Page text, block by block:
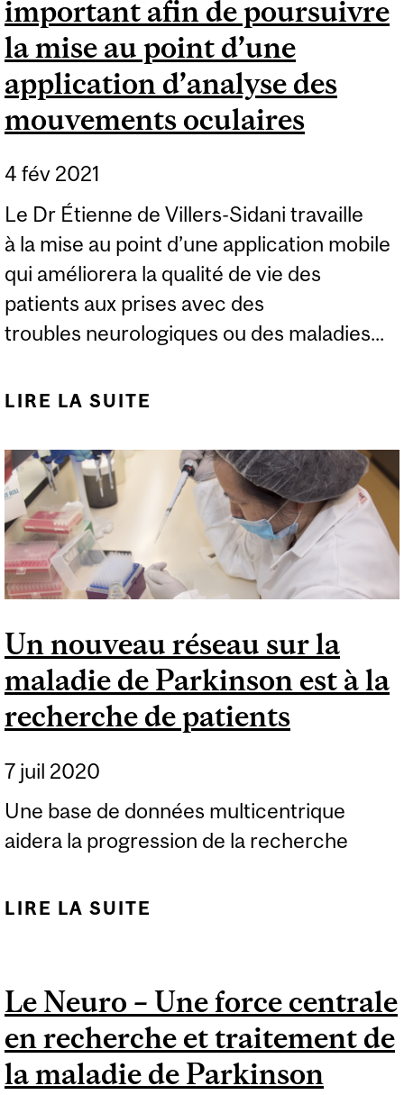
important afin de poursuivre
la mise au point d’une
application d’analyse des
mouvements oculaires
4 fév 2021
Le Dr Étienne de Villers-Sidani travaille
à la mise au point d’une application mobile
qui améliorera la qualité de vie des
patients aux prises avec des
troubles neurologiques ou des maladies...
LIRE LA SUITE
IMPORTANT AFIN DE
POURSUIVRE LA MISE
AU POINT D’UNE
APPLICATION
D’ANALYSE DES
OCULAIRES
Un nouveau réseau sur la
maladie de Parkinson est à la
recherche de patients
7 juil 2020
Une base de données multicentrique
aidera la progression de la recherche
LIRE LA SUITE
PARKINSON EST À LA
RECHERCHE DE
PATIENTS
Le Neuro – Une force centrale
en recherche et traitement de
la maladie de Parkinson